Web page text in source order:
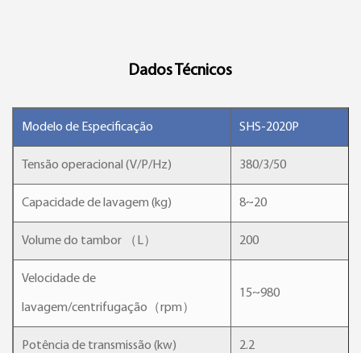
Dados Técnicos
Modelo de Especificação SHS-2020P
Tensão operacional (V/P/Hz) 380/3/50
Capacidade de lavagem (kg) 8~20
Volume do tambor （L） 200
Velocidade de
lavagem/centrifugação（rpm）
15~980
Potência de transmissão (kw) 2.2